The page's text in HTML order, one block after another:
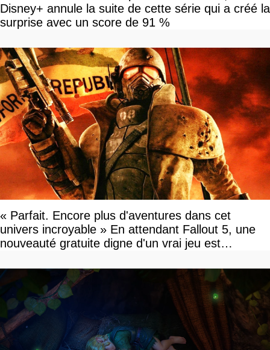
Disney+ annule la suite de cette série qui a créé la
surprise avec un score de 91 %
« Parfait. Encore plus d'aventures dans cet
univers incroyable » En attendant Fallout 5, une
nouveauté gratuite digne d'un vrai jeu est